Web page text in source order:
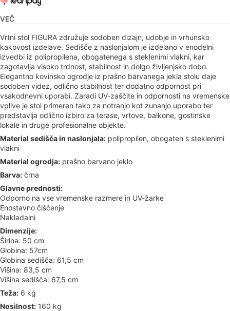
VEČ
Vrtni stol FIGURA združuje sodoben dizajn, udobje in vrhunsko
kakovost izdelave. Sedišče z naslonjalom je izdelano v enodelni
izvedbi iz polipropilena, obogatenega s steklenimi vlakni, kar
zagotavlja visoko trdnost, stabilnost in dolgo življenjsko dobo.
Elegantno kovinsko ogrodje iz prašno barvanega jekla stolu daje
sodoben videz, odlično stabilnost ter dodatno odpornost pri
vsakodnevni uporabi. Zaradi UV-zaščite in odpornosti na vremenske
vplive je stol primeren tako za notranjo kot zunanjo uporabo ter
predstavlja odlično izbiro za terase, vrtove, balkone, gostinske
lokale in druge profesionalne objekte.
Material sedišča in naslonjala: polipropilen, obogaten s steklenimi
vlakni
Material ogrodja: prašno barvano jeklo
Barva: črna
Glavne prednosti:
Odporno na vse vremenske razmere in UV-žarke
Enostavno čiščenje
Nakladalni
Dimenzije:
Širina: 50 cm
Globina: 57cm
Globina sedišča: 61,5 cm
Višina: 83,5 cm
Višina sedišča: 67,5 cm
Teža: 6 kg
Nosilnost: 160 kg